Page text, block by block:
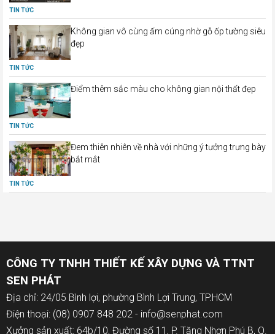
TIN TỨC
Không gian vô cùng ấm cúng nhờ gỗ ốp tường siêu
đẹp
TIN TỨC
Điểm thêm sắc màu cho không gian nội thất đẹp
TIN TỨC
Đem thiên nhiên về nhà với những ý tưởng trưng bày
bắt mắt
TIN TỨC
CÔNG TY TNHH THIẾT KẾ XÂY DỰNG VÀ TTNT
SEN PHÁT
Địa chỉ: 24/05 Bình lợi, phường Bình Lợi Trung, TP.HCM
Điện thoại: (08) 0907 848 202 - info@senphat.com
Xưởng sản xuất: 64b/10, Đường số 11, P. Tăng Nhơn Phú B, Q.